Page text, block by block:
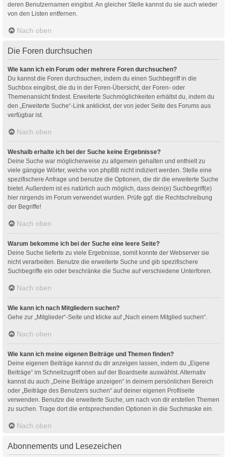
deren Benutzernamen eingibst. An gleicher Stelle kannst du sie auch wieder
von den Listen entfernen.
Nach oben
Die Foren durchsuchen
Wie kann ich ein Forum oder mehrere Foren durchsuchen?
Du kannst die Foren durchsuchen, indem du einen Suchbegriff in die
Suchbox eingibst, die du in der Foren-Übersicht, der Foren- oder
Themenansicht findest. Erweiterte Suchmöglichkeiten erhältst du, indem du
den „Erweiterte Suche“-Link anklickst, der von jeder Seite des Forums aus
verfügbar ist.
Nach oben
Weshalb erhalte ich bei der Suche keine Ergebnisse?
Deine Suche war möglicherweise zu allgemein gehalten und enthielt zu
viele gängige Wörter, welche von phpBB nicht indiziert werden. Stelle eine
spezifischere Anfrage und benutze die Optionen, die dir die erweiterte Suche
bietet. Außerdem ist es natürlich auch möglich, dass dein(e) Suchbegriff(e)
hier nirgends im Forum verwendet wurden. Prüfe ggf. die Rechtschreibung
der Begriffe!
Nach oben
Warum bekomme ich bei der Suche eine leere Seite?
Deine Suche lieferte zu viele Ergebnisse, somit konnte der Webserver sie
nicht verarbeiten. Benutze die erweiterte Suche und gib spezifischere
Suchbegriffe ein oder beschränke die Suche auf verschiedene Unterforen.
Nach oben
Wie kann ich nach Mitgliedern suchen?
Gehe zur „Mitglieder“-Seite und klicke auf „Nach einem Mitglied suchen“.
Nach oben
Wie kann ich meine eigenen Beiträge und Themen finden?
Deine eigenen Beiträge kannst du dir anzeigen lassen, indem du „Eigene
Beiträge“ im Schnellzugriff oben auf der Boardseite auswählst. Alternativ
kannst du auch „Deine Beiträge anzeigen“ in deinem persönlichen Bereich
oder „Beiträge des Benutzers suchen“ auf deiner eigenen Profilseite
verwenden. Benutze die erweiterte Suche, um nach von dir erstellen Themen
zu suchen. Trage dort die entsprechenden Optionen in die Suchmaske ein.
Nach oben
Abonnements und Lesezeichen